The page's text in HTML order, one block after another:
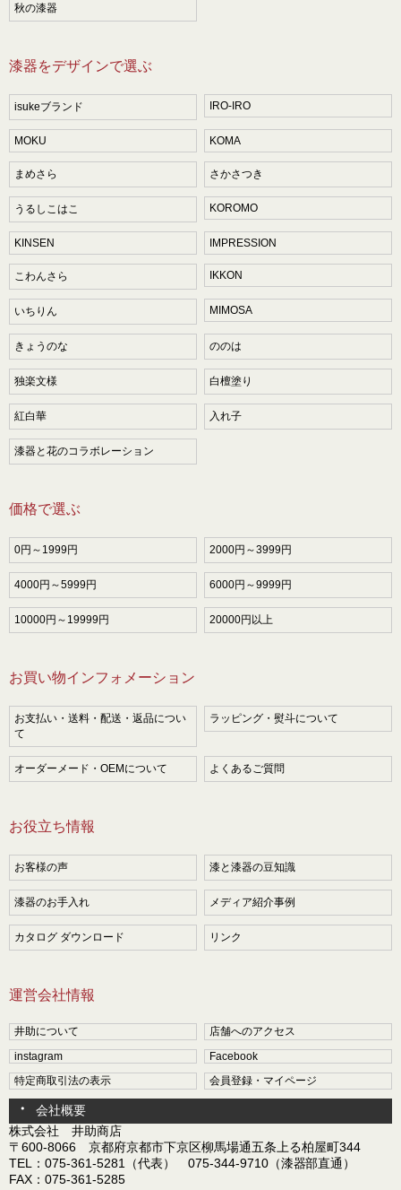
秋の漆器
漆器をデザインで選ぶ
isukeブランド IRO-IRO
MOKU KOMA
まめさら さかさつき
うるしこはこ KOROMO
KINSEN IMPRESSION
こわんさら IKKON
いちりん MIMOSA
きょうのな ののは
独楽文様 白檀塗り
紅白華 入れ子
漆器と花のコラボレーション
価格で選ぶ
0円～1999円 2000円～3999円
4000円～5999円 6000円～9999円
10000円～19999円 20000円以上
お買い物インフォメーション
お支払い・送料・配送・返品につい
て
ラッピング・熨斗について
オーダーメード・OEMについて よくあるご質問
お役立ち情報
お客様の声 漆と漆器の豆知識
漆器のお手入れ メディア紹介事例
カタログ ダウンロード リンク
運営会社情報
井助について
店舗へのアクセス
instagram
Facebook
特定商取引法の表示
会員登録・マイページ
会社概要
株式会社 井助商店
〒600-8066 京都府京都市下京区柳馬場通五条上る柏屋町344
TEL：075-361-5281（代表） 075-344-9710（漆器部直通）
FAX：075-361-5285